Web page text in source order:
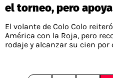
el torneo, pero
El volante de Colo Colo
América con la Roja, pero
rodaje y alcanzar su cien por